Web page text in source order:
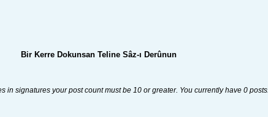
Bir Kerre Dokunsan Teline Sâz-ı Derûnun
in signatures your post count must be 10 or greater. You currently have 0 posts.